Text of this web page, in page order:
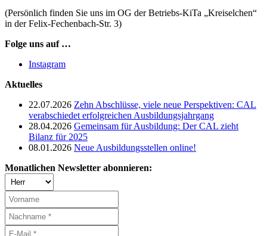
(Persönlich finden Sie uns im OG der Betriebs-KiTa „Kreiselchen“
in der Felix-Fechenbach-Str. 3)
Folge uns auf …
Instagram
Aktuelles
22.07.2026 Zehn Abschlüsse, viele neue Perspektiven: CAL
verabschiedet erfolgreichen Ausbildungsjahrgang
28.04.2026 Gemeinsam für Ausbildung: Der CAL zieht
Bilanz für 2025
08.01.2026 Neue Ausbildungsstellen online!
Monatlichen Newsletter abonnieren: